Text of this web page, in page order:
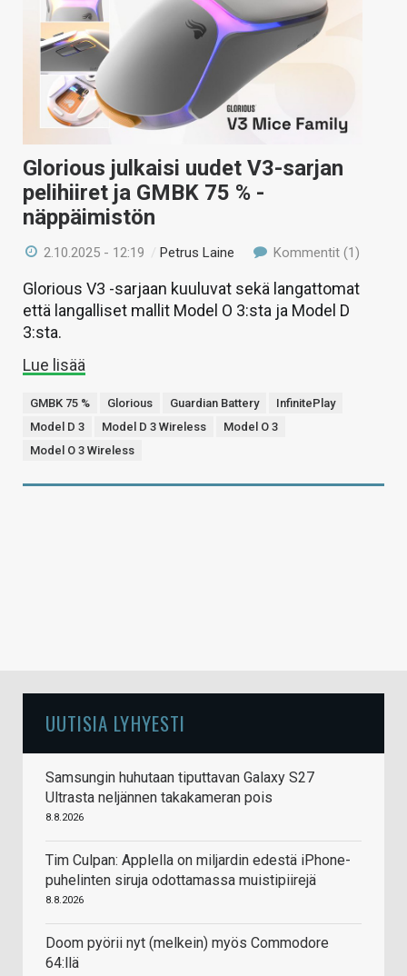
HINTA.FI
KAUPPA
VAIHDA TEEMA
HAKU
Glorious julkaisi uudet V3-sarjan
pelihiiret ja GMBK 75 % -
näppäimistön
2.10.2025 - 12:19 /Petrus Laine Kommentit (1)
Glorious V3 -sarjaan kuuluvat sekä langattomat
että langalliset mallit Model O 3:sta ja Model D
3:sta.
Lue lisää
GMBK 75 % Glorious Guardian Battery
InfinitePlay
Model D 3
Model D 3 Wireless
Model O 3
Model O 3 Wireless
UUTISIA LYHYESTI
Samsungin huhutaan tiputtavan Galaxy S27
Ultrasta neljännen takakameran pois
8.8.2026
Tim Culpan: Applella on miljardin edestä iPhone-
puhelinten siruja odottamassa muistipiirejä
8.8.2026
Doom pyörii nyt (melkein) myös Commodore
64:llä